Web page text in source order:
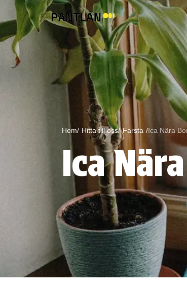
Hem/ Hitta till oss/ Farsta /Ica Nära
Ica